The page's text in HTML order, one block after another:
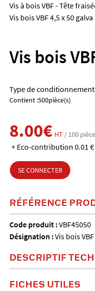
Vis à bois VBF - Tête
Vis bois VBF 4,5 x 50 galva
Vis bois
Type de conditionnement
Contient :500pièce(s)
8.00€ HT / 100
+ Eco-contribution 0.01 €
SE CONNECTER
RÉFÉRENCE
Code produit :VBF45050
Désignation :Vis bois
DESCRIPTIF
FICHES UTILES